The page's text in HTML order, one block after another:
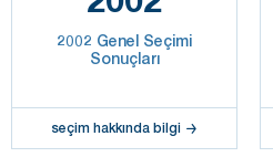
2002 Genel Seçimi
Sonuçları
seçim hakkında bilgi